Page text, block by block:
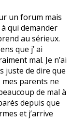
un forum mais
à qui demander
au sérieux.
que j’ ai
mal. Je n’ai
juste de dire que
mes parents ne
de mal à
depuis que
et j’arrive